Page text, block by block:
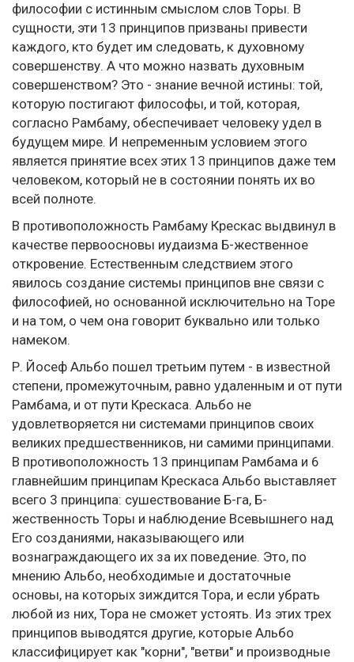
философии с истинным смыслом слов Торы. В
сущности, эти 13 принципов призваны привести
каждого, кто будет им следовать, к духовному
совершенству. А что можно назвать духовным
совершенством? Это - знание вечной истины: той,
которую постигают философы, и той, которая,
согласно Рамбаму, обеспечивает человеку удел в
будущем мире. И непременным условием этого
является принятие всех этих 13 принципов даже тем
человеком, который не в состоянии понять их во
всей полноте.
В противоположность Рамбаму Крескас выдвинул в
качестве первоосновы иудаизма Б-жественное
откровение. Естественным следствием этого
явилось создание системы принципов вне связи с
философией, но основанной исключительно на Торе
и на том, о чем она говорит буквально или только
намеком.
Р. Йосеф Альбо пошел третьим путем - в известной
степени, промежуточным, равно удаленным и от пути
Рамбама, и от пути Крескаса. Альбо не
удовлетворяется ни системами принципов своих
великих предшественников, ни самими принципами.
В противоположность 13 принципам Рамбама и 6
главнейшим принципам Крескаса Альбо выставляет
всего 3 принципа: сушествование Б-га, Б-
жественность Торы и наблюдение Всевышнего над
Его созданиями, наказывающего или
вознаграждающего их за их поведение. Это, по
мнению Альбо, необходимые и достаточные
основы, на которых зиждится Тора, и если убрать
любой из них, Тора не сможет устоять. Из этих трех
принципов выводятся другие, которые Альбо
классифицирует как "корни", "ветви" и производные